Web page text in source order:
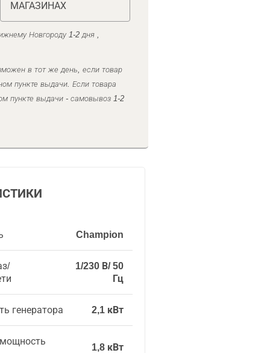
МАГАЗИНАХ
Новгороду 1-2 дня ,
в тот же день, если товар
пункте выдачи. Если товара
пункте выдачи - самовывоз 1-2
Champion
1/230 В/ 50
Гц
генератора 2,1 кВт
1,8 кВт